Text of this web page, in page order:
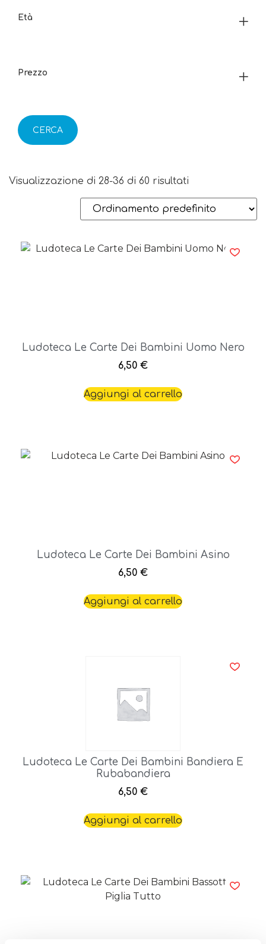
Età
Prezzo
CERCA
Visualizzazione di 28-36 di 60 risultati
Ludoteca Le Carte Dei Bambini Uomo Nero
6,50 €
Aggiungi al carrello
Ludoteca Le Carte Dei Bambini Asino
6,50 €
Aggiungi al carrello
Ludoteca Le Carte Dei Bambini Bandiera E
Rubabandiera
6,50 €
Aggiungi al carrello